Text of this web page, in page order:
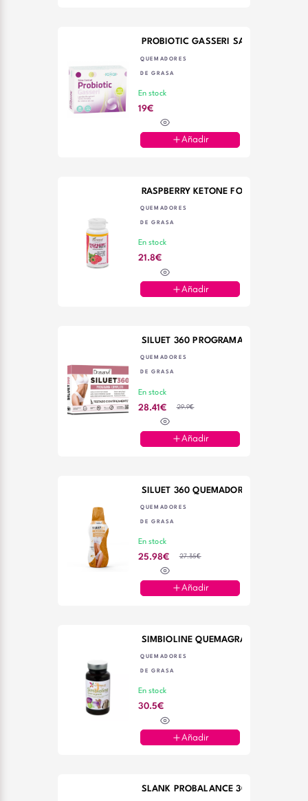
PROBIOTIC GASSERI SAKAI 30CAPS
QUEMADORES
DE GRASA
En stock
19€
Añadir
RASPBERRY KETONE FORTE 60 CAPS
QUEMADORES
DE GRASA
En stock
21.8€
Añadir
SILUET 360 PROGRAMA COMPLETO
QUEMADORES
DE GRASA
En stock
28.41€ 29.9€
Añadir
SILUET 360 QUEMADOR 600ML
QUEMADORES
DE GRASA
En stock
25.98€ 27.35€
Añadir
SIMBIOLINE QUEMAGRASS 60
QUEMADORES
DE GRASA
En stock
30.5€
Añadir
SLANK PROBALANCE 30 CAPS